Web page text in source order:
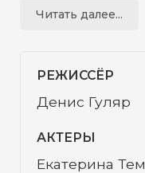
Читать далее...
РЕЖИССЁР
Денис Гуляр
АКТЕРЫ
Екатерина